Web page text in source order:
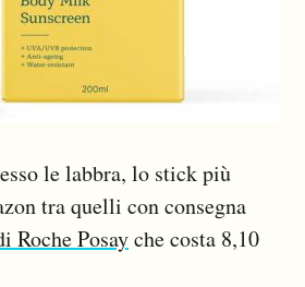
le labbra, lo stick più
tra quelli con consegna
Roche Posayche costa 8,10